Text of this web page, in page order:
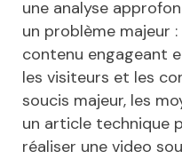
une analyse
un problème majeur
contenu engageant
les visiteurs et les
soucis majeur, les
un article technique
réaliser une video